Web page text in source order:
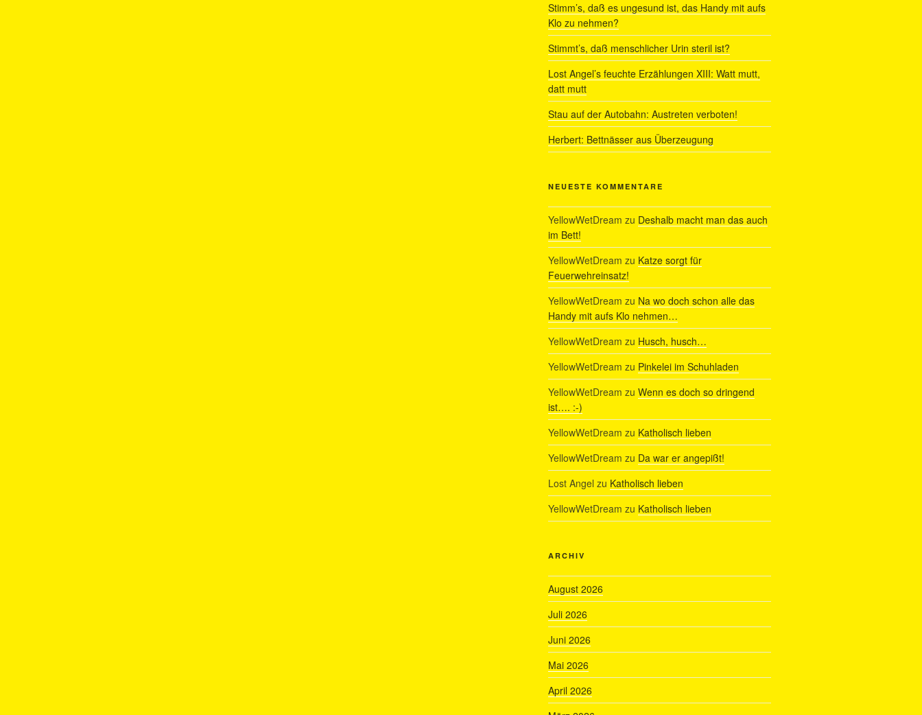
Stimm’s, daß es ungesund ist, das Handy mit aufs
Klo zu nehmen?
Stimmt’s, daß menschlicher Urin steril ist?
Lost Angel’s feuchte Erzählungen XIII: Watt mutt,
datt mutt
Stau auf der Autobahn: Austreten verboten!
Herbert: Bettnässer aus Überzeugung
NEUESTE KOMMENTARE
YellowWetDream zu Deshalb macht man das auch
im Bett!
YellowWetDream zu Katze sorgt für
Feuerwehreinsatz!
YellowWetDream zu Na wo doch schon alle das
Handy mit aufs Klo nehmen…
YellowWetDream zu Husch, husch…
YellowWetDream zu Pinkelei im Schuhladen
YellowWetDream zu Wenn es doch so dringend
ist…. :-)
YellowWetDream zu Katholisch lieben
YellowWetDream zu Da war er angepißt!
Lost Angel zu Katholisch lieben
YellowWetDream zu Katholisch lieben
ARCHIV
August 2026
Juli 2026
Juni 2026
Mai 2026
April 2026